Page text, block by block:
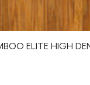
ELITE HIGH